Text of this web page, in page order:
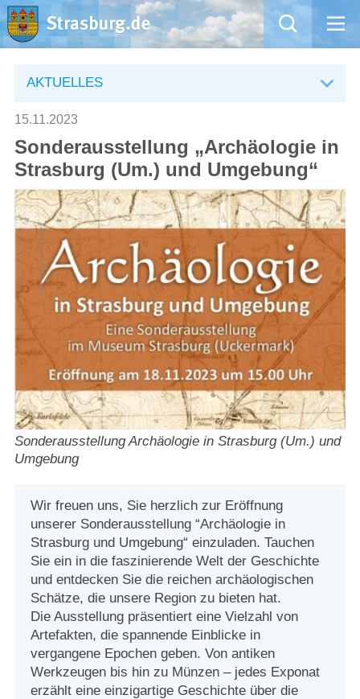
Aktuelles
Rathaus
Natur – Kultur – Tourismus
Wirtschaft
Kommentarrichtlinien und Netiquette für unsere Social Media-Kanäle
Willkommen in Strasburg (Uckermark)
Strasburger Ehrenamtspreis „SBG“
Welcome to Strasburg (Uckermark)
Ласкаво просимо до Штрасбурга (Уккермарк)
Bine ați venit în Strasburg (Uckermark)
Online-Bewerbungen
Sprache/Language
AKTUELLES
15.11.2023
Sonderausstellung „Archäologie in
Strasburg (Um.) und Umgebung“
Sonderausstellung Archäologie in Strasburg (Um.) und
Umgebung
Wir freuen uns, Sie herzlich zur Eröffnung
unserer Sonderausstellung “Archäologie in
Strasburg und Umgebung“ einzuladen. Tauchen
Sie ein in die faszinierende Welt der Geschichte
und entdecken Sie die reichen archäologischen
Schätze, die unsere Region zu bieten hat.
Die Ausstellung präsentiert eine Vielzahl von
Artefakten, die spannende Einblicke in
vergangene Epochen geben. Von antiken
Werkzeugen bis hin zu Münzen – jedes Exponat
erzählt eine einzigartige Geschichte über die